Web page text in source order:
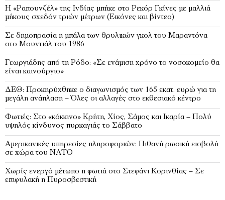
Η «Ραπουνζέλ» της Ινδίας μπήκε στο Ρεκόρ Γκίνες με μαλλιά
μήκους σχεδόν τριών μέτρων (Εικόνες και βίντεο)
Σε δημοπρασία η μπάλα των θρυλικών γκολ του Μαραντόνα
στο Μουντιάλ του 1986
Γεωργιάδης από τη Ρόδο: «Σε ενάμιση χρόνο το νοσοκομείο θα
είναι καινούργιο»
ΔΕΘ: Προκηρύχθηκε ο διαγωνισμός των 165 εκατ. ευρώ για τη
μεγάλη ανάπλαση – Όλες οι αλλαγές στο εκθεσιακό κέντρο
Φωτιές: Στο «κόκκινο» Κρήτη, Χίος, Σάμος και Ικαρία – Πολύ
υψηλός κίνδυνος πυρκαγιάς το Σάββατο
Αμερικανικές υπηρεσίες πληροφοριών: Πιθανή ρωσική εισβολή
σε χώρα του ΝΑΤΟ
Χωρίς ενεργό μέτωπο η φωτιά στο Στεφάνι Κορινθίας – Σε
επιφυλακή η Πυροσβεστική